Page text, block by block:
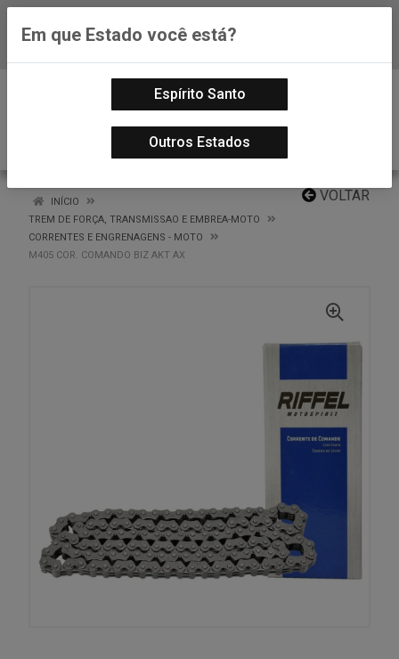
Baixe já nosso APP
VOLTAR
INÍCIO
TREM DE FORÇA, TRANSMISSAO E EMBREA-MOTO
CORRENTES E ENGRENAGENS - MOTO
M405 COR. COMANDO BIZ AKT AX
Em que Estado você está?
Espírito Santo
Outros Estados